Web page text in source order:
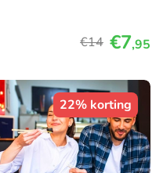
€14 €7,95
22% korting